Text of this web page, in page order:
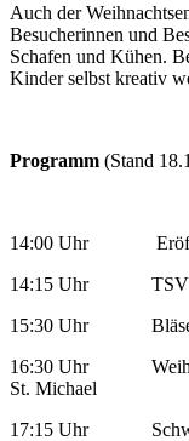
Auch der
Besucherinnen und
Schafen und Kühen.
Kinder selbst kreativ
Programm (Stand
14:00 Uhr
14:15 Uhr TSV
15:30 Uhr Bläser
16:30 Uhr
St. Michael
17:15 Uhr